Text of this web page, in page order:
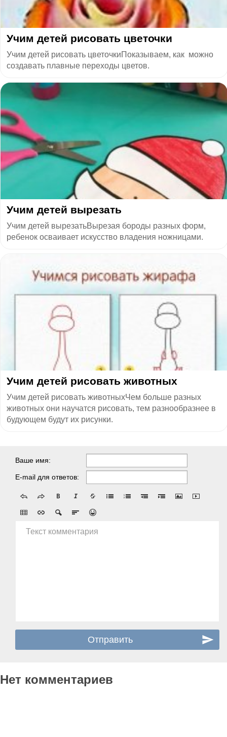
​Учим детей рисовать цветочки
Учим детей рисовать цветочкиПоказываем, как можно
создавать плавные переходы цветов.
​Учим детей вырезать
Учим детей вырезатьВырезая бороды разных форм,
ребенок осваивает искусство владения ножницами.
​Учим детей рисовать животных
Учим детей рисовать животныхЧем больше разных
животных они научатся рисовать, тем разнообразнее в
будующем будут их рисунки.
Ваше имя:
E-mail для ответов:
Текст комментария
Нет комментариев